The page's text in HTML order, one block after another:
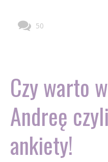
50
Czy warto
Andreę
ankiety!